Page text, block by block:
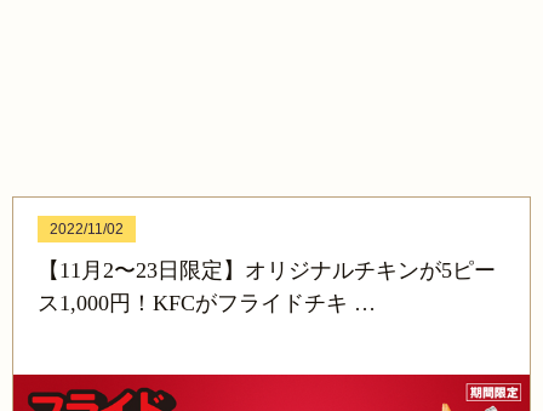
2022/11/02
【11月2〜23日限定】オリジナルチキンが5ピー
ス1,000円！KFCがフライドチキ …